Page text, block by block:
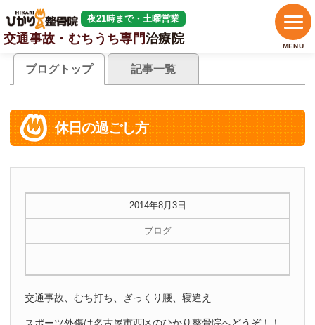
夜21時まで・土曜営業
交通事故・むちうち専門治療院
MENU
ブログトップ 記事一覧
休日の過ごし方
2014年8月3日
ブログ
交通事故、むち打ち、ぎっくり腰、寝違え